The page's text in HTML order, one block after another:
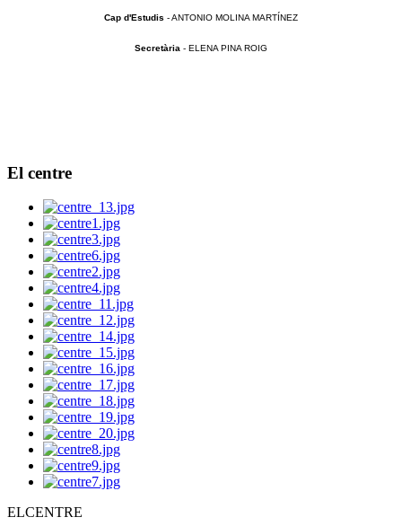
Cap d'Estudis - ANTONIO MOLINA MARTÍNEZ
Secretària - ELENA PINA ROIG
El centre
ELCENTRE